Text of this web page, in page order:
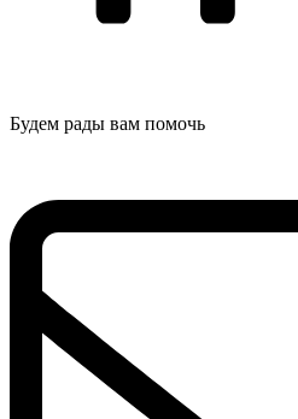
Будем рады вам помочь